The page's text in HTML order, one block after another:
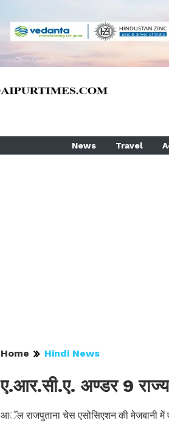
News Travel
Home Hindi News
ए.आर.सी.ए. अण्डर 9
आॅल राजपुताना चेस एसोसिएशन की मेजबानी में